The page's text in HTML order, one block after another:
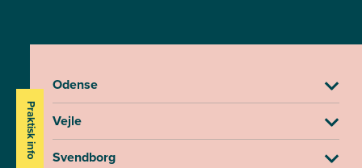
Praktisk info
Odense
Vejle
Svendborg